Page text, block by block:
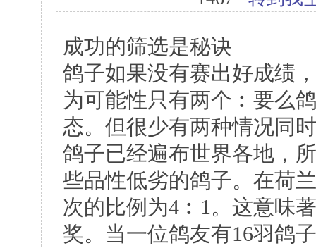
成功的筛选是秘诀
鸽子如果没有赛出好成绩
为可能性只有两个︰要么
态。但很少有两种情况同
鸽子已经遍布世界各地，
些品性低劣的鸽子。在荷
次的比例为4︰1。这意味
奖。当一位鸽友有16羽鸽